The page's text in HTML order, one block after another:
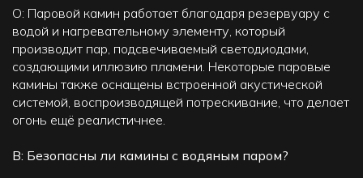
О: Паровой камин работает благодаря резервуару с
водой и нагревательному элементу, который
производит пар, подсвечиваемый светодиодами,
создающими иллюзию пламени. Некоторые паровые
камины также оснащены встроенной акустической
системой, воспроизводящей потрескивание, что делает
огонь ещё реалистичнее.
В: Безопасны ли камины с водяным паром?